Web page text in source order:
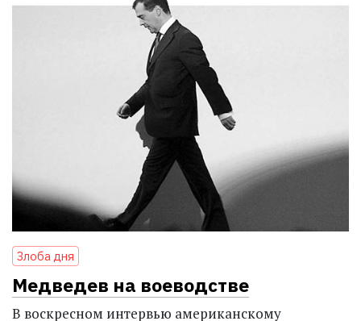
Злоба дня
Медведев на воеводстве
В воскресном интервью американскому